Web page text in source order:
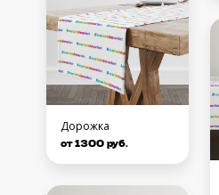
Дорожка
от 1300 руб.